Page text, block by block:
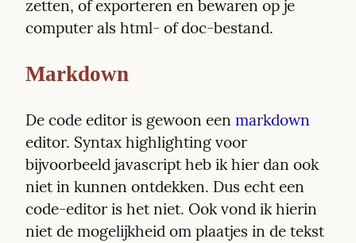
zetten, of exporteren en bewaren op je
computer als html- of doc-bestand.
Markdown
De code editor is gewoon een markdown
editor. Syntax highlighting voor
bijvoorbeeld javascript heb ik hier dan ook
niet in kunnen ontdekken. Dus echt een
code-editor is het niet. Ook vond ik hierin
niet de mogelijkheid om plaatjes in de tekst